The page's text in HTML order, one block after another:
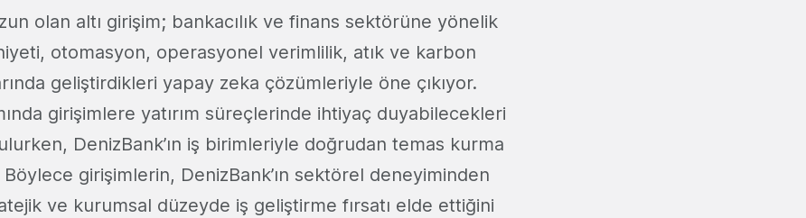
olan altı girişim; bankacılık ve finans sektörüne yönelik
otomasyon, operasyonel verimlilik, atık ve karbon
geliştirdikleri yapay zeka çözümleriyle öne çıkıyor.
girişimlere yatırım süreçlerinde ihtiyaç duyabilecekleri
DenizBank’ın iş birimleriyle doğrudan temas kurma
Böylece girişimlerin, DenizBank’ın sektörel deneyiminden
ve kurumsal düzeyde iş geliştirme fırsatı elde ettiğini